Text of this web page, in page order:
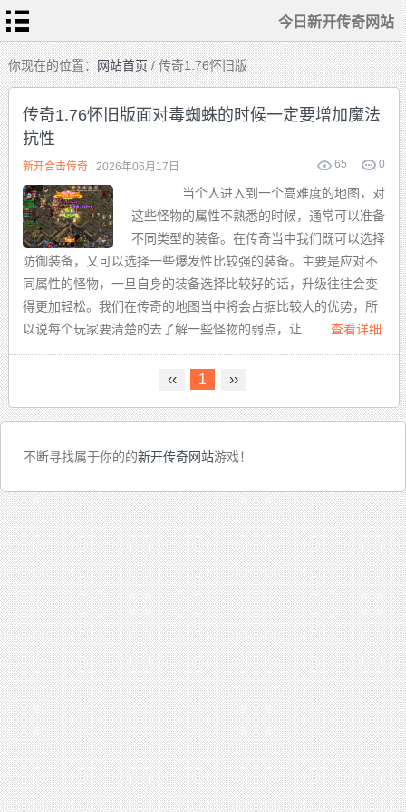
今日新开传奇网站
首
页
今
日
新
开
传
奇
网
站
热
血
传
奇
私
服
传
奇
sf
发
布
站
新
开
合
击
传
奇
你现在的位置：网站首页/ 传奇1.76怀旧版
传奇1.76怀旧版面对毒蜘蛛的时候一定要增加魔法
抗性
65 0
新开合击传奇| 2026年06月17日
当个人进入到一个高难度的地图，对
这些怪物的属性不熟悉的时候，通常可以准备
不同类型的装备。在传奇当中我们既可以选择
防御装备，又可以选择一些爆发性比较强的装备。主要是应对不
同属性的怪物，一旦自身的装备选择比较好的话，升级往往会变
得更加轻松。我们在传奇的地图当中将会占据比较大的优势，所
以说每个玩家要清楚的去了解一些怪物的弱点，让...
查看详细
‹‹ 1 ››
不断寻找属于你的的新开传奇网站游戏！